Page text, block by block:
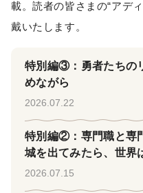
載。読者の皆さまの“アデ
戴いたします。
特別編③：勇者たちの
めながら
2026.07.22
特別編②：専門職と専
城を出てみたら、世界
2026.07.15